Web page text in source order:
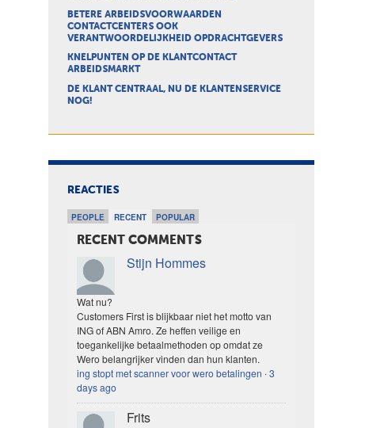
BETERE ARBEIDSVOORWAARDEN
CONTACTCENTERS OOK
VERANTWOORDELIJKHEID OPDRACHTGEVERS
KNELPUNTEN OP DE KLANTCONTACT
ARBEIDSMARKT
DE KLANT CENTRAAL, NU DE KLANTENSERVICE
NOG!
REACTIES
PEOPLE RECENT POPULAR
RECENT COMMENTS
Stijn Hommes
Wat nu?
Customers First is blijkbaar niet het motto van
ING of ABN Amro. Ze heffen veilige en
toegankelijke betaalmethoden op omdat ze
Wero belangrijker vinden dan hun klanten.
ing stopt met scanner voor wero betalingen ·3
days ago
Frits